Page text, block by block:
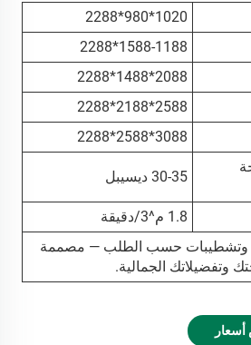
1020*980*2288
1588-1188*2288
2088*1488*2288
2588*2188*2288
3088*2588*2288
30-35 ديسيبل
1.8 م^3/دقيقة
وتشطيبات حسب الطلب — مصممة
وتفضيلاتك الجمالية.